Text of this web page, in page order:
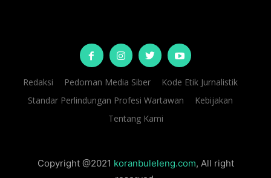
Redaksi Pedoman Media Siber
Kode Etik Jurnalistik
Standar Perlindungan Profesi Wartawan
Kebijakan
Tentang Kami
Copyright @2021 koranbuleleng.com, All right